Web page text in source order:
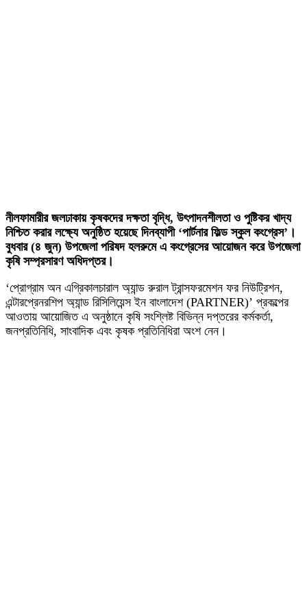
নীলফামারীর জলঢাকায় কৃষকদের দক্ষতা বৃদ্ধি, উৎপাদনশীলতা ও পুষ্টিকর খাদ্য
নিশ্চিত করার লক্ষ্যে অনুষ্ঠিত হয়েছে দিনব্যাপী ‘পার্টনার ফিল্ড স্কুল কংগ্রেস’।
বুধবার (৪ জুন) উপজেলা পরিষদ হলরুমে এ কংগ্রেসের আয়োজন করে উপজেলা
কৃষি সম্প্রসারণ অধিদপ্তর।
‘প্রোগ্রাম অন এগ্রিকালচারাল অ্যান্ড রুরাল ট্রান্সফরমেশন ফর নিউট্রিশন,
এন্টারপ্রেনরশিপ অ্যান্ড রিসিলিয়েন্স ইন বাংলাদেশ (PARTNER)’ প্রকল্পের
আওতায় আয়োজিত এ অনুষ্ঠানে কৃষি সংশ্লিষ্ট বিভিন্ন দপ্তরের কর্মকর্তা,
জনপ্রতিনিধি, সাংবাদিক এবং কৃষক প্রতিনিধিরা অংশ নেন।